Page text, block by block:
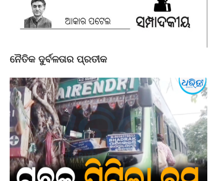
ନୈତିକ ଦୁର୍ବଳତାର ପ୍ରତୀକ